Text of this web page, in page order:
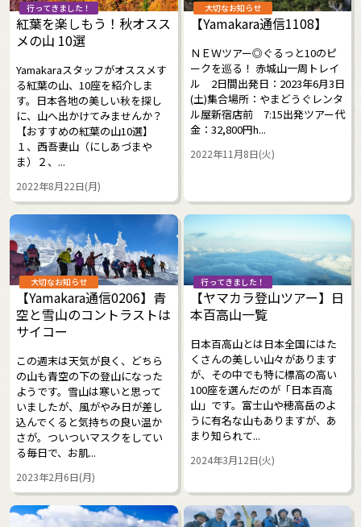
行ってきました！
紅葉を楽しもう！秋オスス
メの山 10選
Yamakaraスタッフがオススメす
る紅葉の山、10座を紹介しま
す。日本各地の美しい秋を探し
に、山へ出かけてみませんか？
【おすすめの紅葉の山10選】
１、西吾妻山（にしあづまや
ま）２、...
2022年8月22日(月)
大切なお知らせ
【Yamakara通信1108】
ＮＥＷツアー◎ぐるっと10のピ
ークを巡る！ 赤城山一周トレイ
ル 2日間出発日：2023年6月3日
(土)集合場所：やまどうぐレンタ
ル屋新宿店前 7:15出発ツアー代
金：32,800円h...
2022年11月8日(火)
大切なお知らせ
【Yamakara通信0206】青
空と雪山のコントラストは
サイコー
この週末は天気が良く、どちら
の山も青空の下の登山になった
ようです。雪山は寒いと思って
いましたが、風がやみ日が差し
込んでくると気持ちの良い温か
さが。ついついマスクをしてい
る毎日で、お肌...
2023年2月6日(月)
行ってきました！
【ヤマカラ登山ツアー】日
本百高山一覧
日本百高山とは日本全国にはた
くさんの美しい山々があります
が、その中でも特に標高の高い
100座を選んだのが「日本百高
山」です。富士山や穂高岳のよ
うに有名な山もありますが、あ
まり知られて...
2024年3月12日(火)